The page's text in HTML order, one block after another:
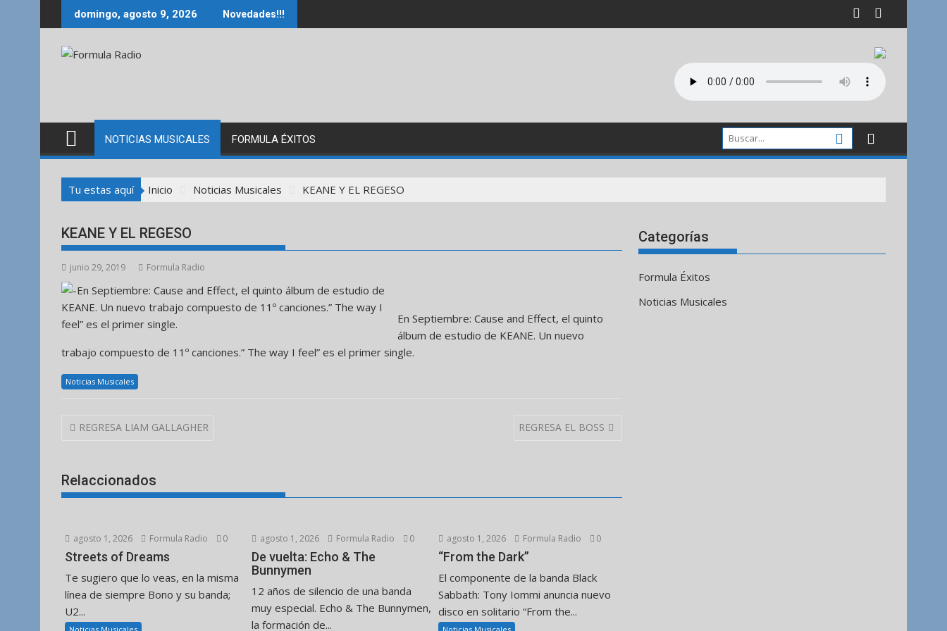
al
domingo, agosto 9, 2026 Novedades!!!
NOTICIAS MUSICALES FORMULA ÉXITOS
Tu estas aquí Inicio Noticias Musicales KEANE Y EL REGESO
KEANE Y EL REGESO
junio 29, 2019 Formula Radio
En Septiembre: Cause and Effect, el quinto
álbum de estudio de KEANE. Un nuevo
trabajo compuesto de 11º canciones.” The way I feel” es el primer single.
Noticias Musicales
Navegación
REGRESA LIAM GALLAGHER REGRESA EL BOSS
Relaccionados
agosto 1, 2026 Formula Radio 0
Streets of Dreams
Te sugiero que lo veas, en la misma
línea de siempre Bono y su banda;
U2...
agosto 1, 2026 Formula Radio 0
De vuelta: Echo & The
Bunnymen
12 años de silencio de una banda
muy especial. Echo & The Bunnymen,
la formación de...
agosto 1, 2026 Formula Radio 0
“From the Dark”
El componente de la banda Black
Sabbath: Tony Iommi anuncia nuevo
disco en solitario “From the...
Categorías
Formula Éxitos
Noticias Musicales